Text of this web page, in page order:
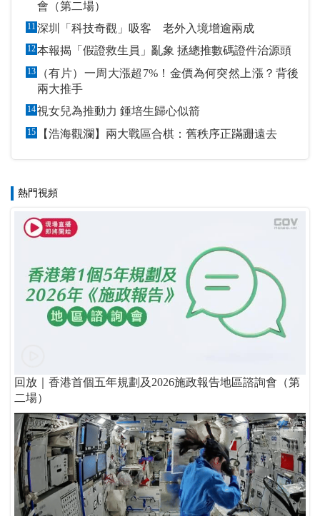
會（第二場）
11深圳「科技奇觀」吸客 老外入境增逾兩成
12 本報揭「假證救生員」亂象 拯總推數碼證件治源頭
13
（有片）一周大漲超7%！金價為何突然上漲？背後
兩大推手
14 視女兒為推動力 鍾培生歸心似箭
15 【浩海觀瀾】兩大戰區合棋：舊秩序正蹣跚遠去
熱門視頻
回放｜香港首個五年規劃及2026施政報告地區諮詢會（第
二場）